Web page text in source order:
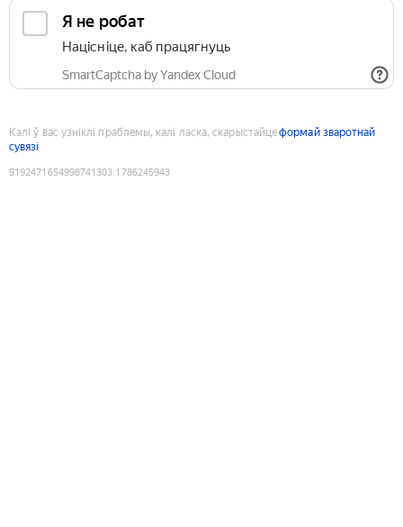
Я не робат
Націсніце, каб працягнуць
SmartCaptcha by Yandex Cloud
Калі ў вас узніклі праблемы, калі ласка, скарыстайцеформай зваротнай
сувязі
9192471654998741303:1786245943